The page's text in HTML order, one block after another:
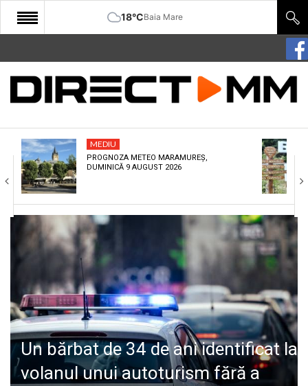
18°CBaia Mare
START
COMUNITATE
CULTURA
ECONOMIE
SANATATE
SPORT
POLITIC
LIFE
MEDIU
PROGNOZA METEO MARAMUREȘ,
DUMINICĂ 9 AUGUST 2026
Un bărbat de 34 de ani identificat la
volanul unui autoturism fără a